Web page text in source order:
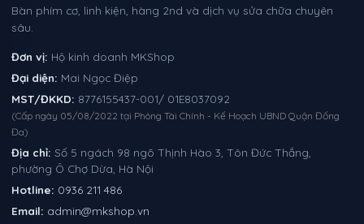
Bàn phím cơ, linh kiện, hàng 2nd và dịch vụ sửa chữa chuyên
sâu.
Đơn vị: Hộ kinh doanh MKShop
Đại diện: Mai Ngọc Điệp
MST/ĐKKD: 8776155437-001/ 01E8037092
(Cấp ngày 05/08/2022 tại Phòng Tài Chính - Kế Hoạch UBND Quận Đống
Đa)
Địa chỉ: Số 5 ngách 98 ngõ Thịnh Hào 3, Tôn Đức Thắng,
phường Ô Chợ Dừa, Hà Nội
Hotline: 0936 211 486
Email: admin@mkshop.vn